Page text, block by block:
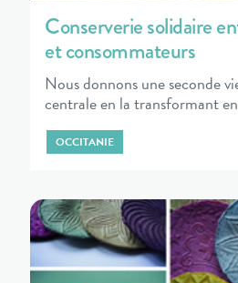
Conserverie solidaire
et consommateurs
Nous donnons une seconde
centrale en la transformant
OCCITANIE